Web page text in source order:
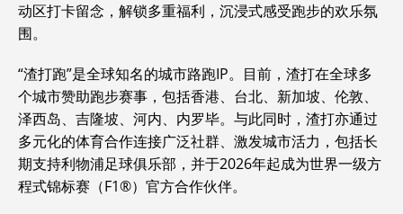
动区打卡留念，解锁多重福利，沉浸式感受跑步的欢乐氛
围。
“渣打跑”是全球知名的城市路跑IP。目前，渣打在全球多
个城市赞助跑步赛事，包括香港、台北、新加坡、伦敦、
泽西岛、吉隆坡、河内、内罗毕。与此同时，渣打亦通过
多元化的体育合作连接广泛社群、激发城市活力，包括长
期支持利物浦足球俱乐部，并于2026年起成为世界一级方
程式锦标赛（F1®）官方合作伙伴。